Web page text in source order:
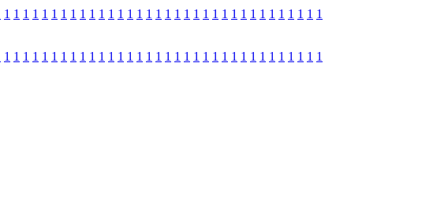
1 1 1 1 1 1 1 1 1 1 1 1 1 1 1 1 1 1 1 1 1 1 1 1 1 1 1 1 1 1 1 1 1 1
1 1 1 1 1 1 1 1 1 1 1 1 1 1 1 1 1 1 1 1 1 1 1 1 1 1 1 1 1 1 1 1 1 1